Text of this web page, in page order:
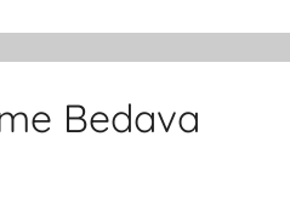
Bedava